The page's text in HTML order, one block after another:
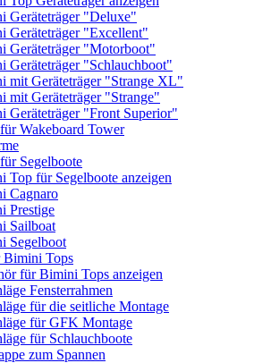
Geräteträger "Deluxe"
Geräteträger "Excellent"
Geräteträger "Motorboot"
Geräteträger "Schlauchboot"
mit Geräteträger "Strange XL"
mit Geräteträger "Strange"
Geräteträger "Front Superior"
Wakeboard Tower
Segelboote
Top für Segelboote anzeigen
Cagnaro
Prestige
Sailboat
Segelboot
Bimini Tops
für Bimini Tops anzeigen
Fensterrahmen
für die seitliche Montage
für GFK Montage
für Schlauchboote
zum Spannen